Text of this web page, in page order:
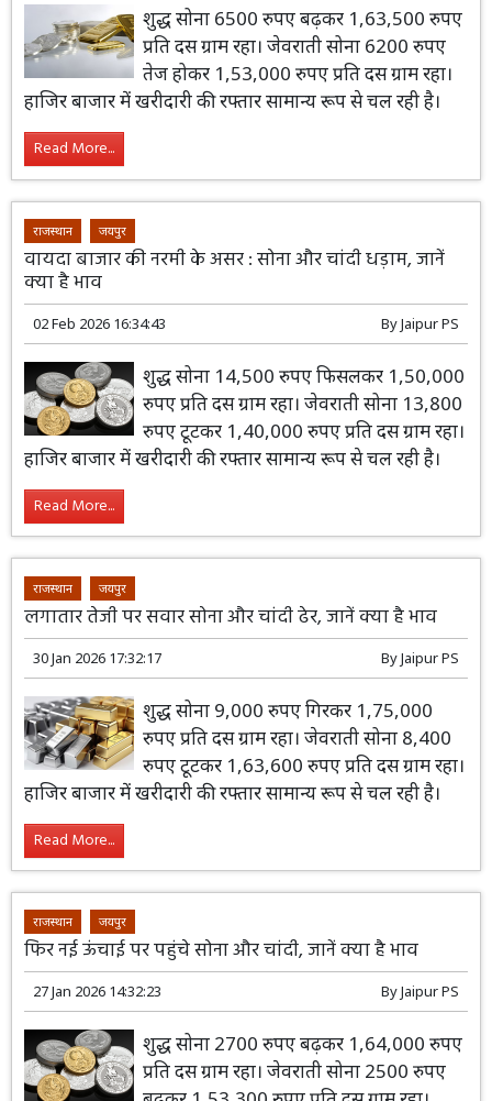
शुद्ध सोना 6500 रुपए बढ़कर 1,63,500 रुपए
प्रति दस ग्राम रहा। जेवराती सोना 6200 रुपए
तेज होकर 1,53,000 रुपए प्रति दस ग्राम रहा।
हाजिर बाजार में खरीदारी की रफ्तार सामान्य रूप से चल रही है।
Read More...
राजस्थान जयपुर
वायदा बाजार की नरमी के असर : सोना और चांदी धड़ाम, जानें
क्या है भाव
02 Feb 2026 16:34:43 ByJaipur PS
शुद्ध सोना 14,500 रुपए फिसलकर 1,50,000
रुपए प्रति दस ग्राम रहा। जेवराती सोना 13,800
रुपए टूटकर 1,40,000 रुपए प्रति दस ग्राम रहा।
हाजिर बाजार में खरीदारी की रफ्तार सामान्य रूप से चल रही है।
Read More...
राजस्थान जयपुर
लगातार तेजी पर सवार सोना और चांदी ढेर, जानें क्या है भाव
30 Jan 2026 17:32:17 ByJaipur PS
शुद्ध सोना 9,000 रुपए गिरकर 1,75,000
रुपए प्रति दस ग्राम रहा। जेवराती सोना 8,400
रुपए टूटकर 1,63,600 रुपए प्रति दस ग्राम रहा।
हाजिर बाजार में खरीदारी की रफ्तार सामान्य रूप से चल रही है।
Read More...
राजस्थान जयपुर
फिर नई ऊंचाई पर पहुंचे सोना और चांदी, जानें क्या है भाव
27 Jan 2026 14:32:23 ByJaipur PS
शुद्ध सोना 2700 रुपए बढ़कर 1,64,000 रुपए
प्रति दस ग्राम रहा। जेवराती सोना 2500 रुपए